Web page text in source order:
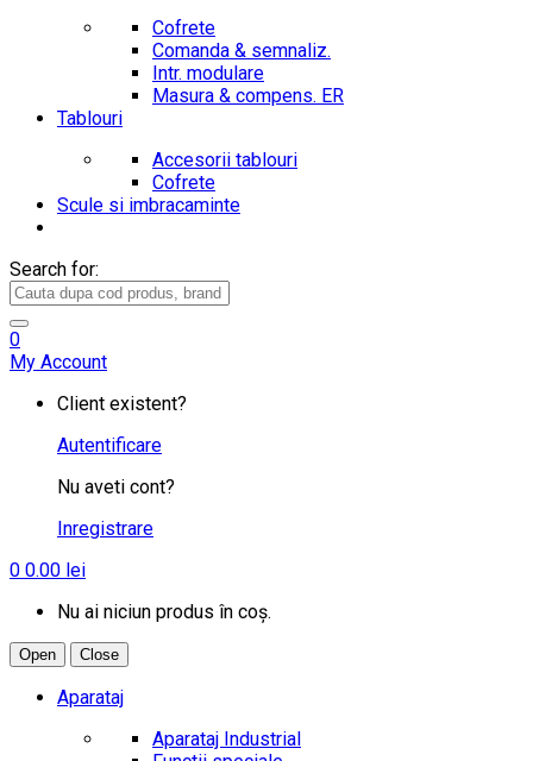
Cofrete
Comanda & semnaliz.
Intr. modulare
Masura & compens. ER
Tablouri
Accesorii tablouri
Cofrete
Scule si imbracaminte
Search for:
0
My Account
Client existent?
Autentificare
Nu aveti cont?
Inregistrare
0 0.00 lei
Nu ai niciun produs în coș.
Open Close
Aparataj
Aparataj Industrial